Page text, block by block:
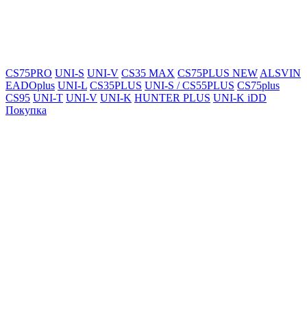
CS75PRO UNI-S UNI-V CS35 MAX CS75PLUS NEW ALSVIN
EADOplus UNI-L CS35PLUS UNI-S / CS55PLUS CS75plus
CS95 UNI-T UNI-V UNI-K HUNTER PLUS UNI-K iDD
Покупка